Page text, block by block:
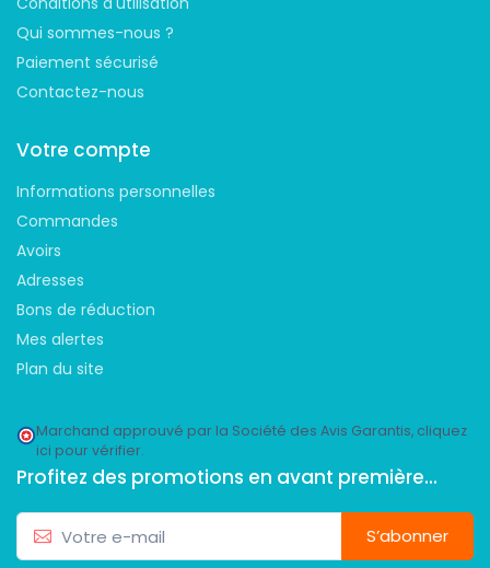
Qui sommes-nous ?
Paiement sécurisé
Contactez-nous
Votre compte
Informations personnelles
Commandes
Avoirs
Adresses
Bons de réduction
Mes alertes
Plan du site
Marchand approuvé par la Société des Avis Garantis, cliquez
ici pour vérifier.
Profitez des promotions en avant première...
S’abonner